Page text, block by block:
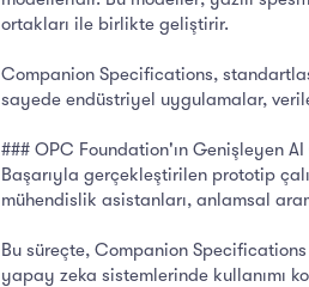
ortakları ile birlikte geliştirir.
Companion Specifications,
sayede endüstriyel uygulamalar,
### OPC Foundation'ın Genişleyen AI
Başarıyla gerçekleştirilen prototip
mühendislik asistanları, anlamsal
Bu süreçte, Companion
yapay zeka sistemlerinde kullanımı